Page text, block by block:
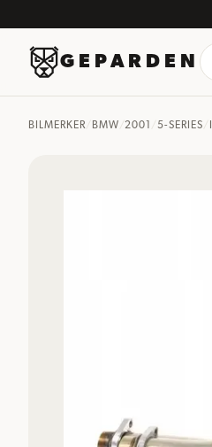
GEPARDEN
BILMERKER/ BMW /2001 /5-SERIES